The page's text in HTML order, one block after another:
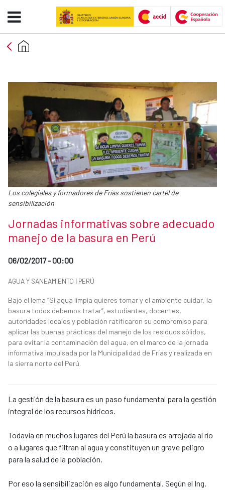
Skip to Main Content
Jornadas informativas sobre
Caption:
Los colegiales y formadores de Frías sostienen cartel de
sensibilización
News title
Jornadas informativas sobre adecuado
manejo de la basura en Perú
Date of publication of the news item
06/02/2017 - 00:00
News categories
AGUA Y SANEAMIENTO | PERÚ
Summary of the news
Bajo el lema “Si agua limpia quieres tomar y el ambiente cuidar, la
basura todos debemos tratar”, estudiantes, docentes,
autoridades locales y población ratificaron su compromiso para
aplicar las buenas prácticas del manejo de los residuos sólidos,
para evitar la contaminación del agua, en el marco de la jornada
informativa impulsada por la Municipalidad de Frías y realizada en
la sierra norte del Perú.
News content
La gestión de la basura es un paso fundamental para la gestión
integral de los recursos hídricos.
Todavía en muchos lugares del Perú la basura es arrojada al río
o a lugares que filtran al agua y constituyen un grave peligro
para la salud de la población.
Por eso la sensibilización es algo fundamental. Según el Ing.